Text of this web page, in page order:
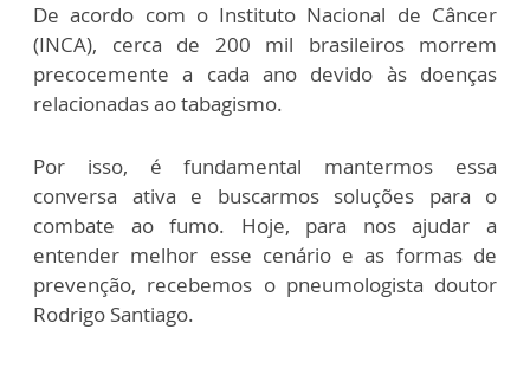
De acordo com o Instituto Nacional de Câncer
(INCA), cerca de 200 mil brasileiros morrem
precocemente a cada ano devido às doenças
relacionadas ao tabagismo.
Por isso, é fundamental mantermos essa
conversa ativa e buscarmos soluções para o
combate ao fumo. Hoje, para nos ajudar a
entender melhor esse cenário e as formas de
prevenção, recebemos o pneumologista doutor
Rodrigo Santiago.